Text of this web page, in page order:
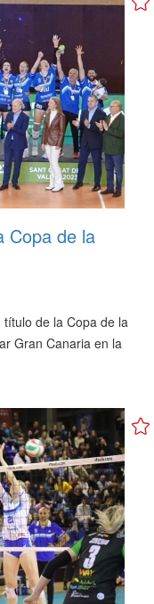
Copa de la
de la Copa de la
Gran Canaria en la